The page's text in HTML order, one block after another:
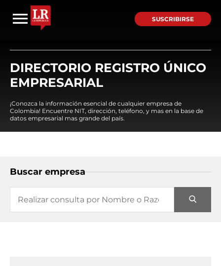
SUSCRIBIRSE
DIRECTORIO REGISTRO ÚNICO
EMPRESARIAL
¡Conozca la información esencial de cualquier empresa de
Colombia! Encuentre NIT, dirección, teléfono, y mas en la base de
datos empresarial mas grande del país.
Buscar empresa